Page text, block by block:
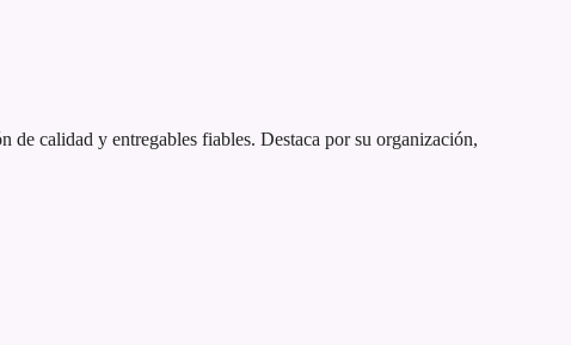
de calidad y entregables fiables. Destaca por su organización,